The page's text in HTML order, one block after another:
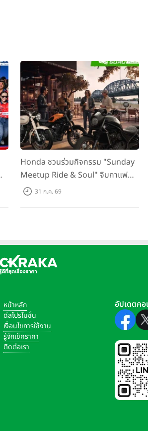
Honda ชวนร่วมกิจกรรม "Sunday
Meetup Ride & Soul" จิบกาแฟ
พูดคุย แลกเปลี่ยนเรื่องราว และขับขี่
31 ก.ค. 69
หน้าหลัก
ดีลโปรโมชั่น
เงื่อนไขการใช้งาน
รู้จักเช็คราคา
ติดต่อเรา
อัปเดตค